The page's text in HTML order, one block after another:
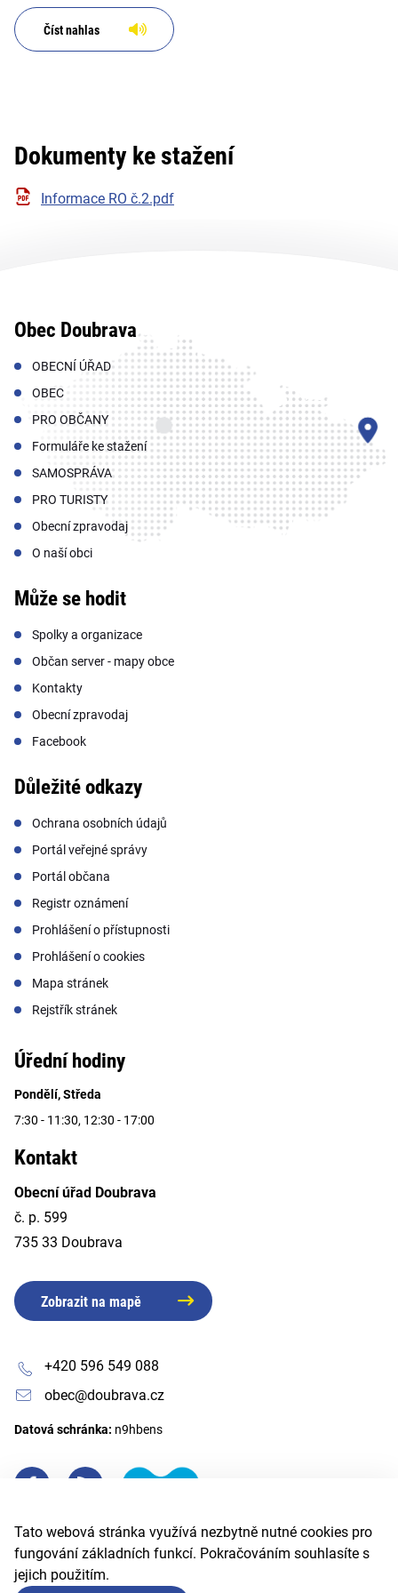
Tato webová stránka využívá nezbytně nutné cookies pro
fungování základních funkcí. Pokračováním souhlasíte s
jejich použitím.
Číst nahlas
Dokumenty ke stažení
Informace RO č.2.pdf
Obec Doubrava
OBECNÍ ÚŘAD
OBEC
PRO OBČANY
Formuláře ke stažení
SAMOSPRÁVA
PRO TURISTY
Obecní zpravodaj
O naší obci
Může se hodit
Spolky a organizace
Občan server - mapy obce
Kontakty
Obecní zpravodaj
Facebook
Důležité odkazy
Ochrana osobních údajů
Portál veřejné správy
Portál občana
Registr oznámení
Prohlášení o přístupnosti
Prohlášení o cookies
Mapa stránek
Rejstřík stránek
Úřední hodiny
Pondělí, Středa
7:30 - 11:30, 12:30 - 17:00
Kontakt
Obecní úřad Doubrava
č. p. 599
735 33 Doubrava
Zobrazit na mapě
+420 596 549 088
obec@doubrava.cz
Datová schránka: n9hbens